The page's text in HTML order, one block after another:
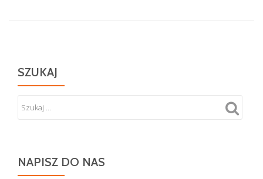
na
SZUKAJ
NAPISZ DO NAS